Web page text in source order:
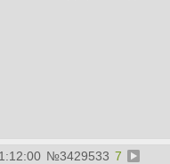
№3429533 7